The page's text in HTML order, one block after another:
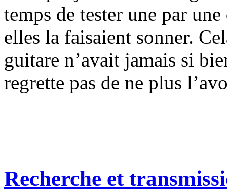
temps de tester une par
elles la faisaient sonner.
guitare n’avait jamais si
regrette pas de ne plus
Recherche et